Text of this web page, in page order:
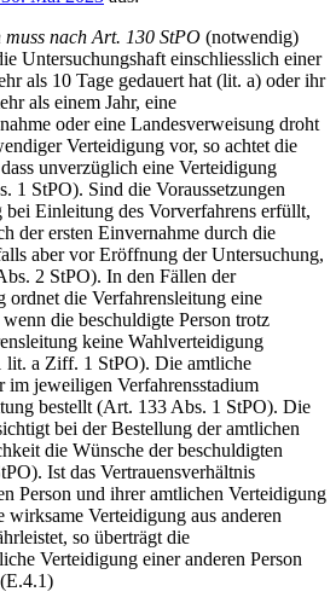
nach Art. 130 StPO (notwendig)
Untersuchungshaft einschliesslich einer
als 10 Tage gedauert hat (lit. a) oder ihr
als einem Jahr, eine
oder eine Landesverweisung droht
Verteidigung vor, so achtet die
unverzüglich eine Verteidigung
1 StPO). Sind die Voraussetzungen
Einleitung des Vorverfahrens erfüllt,
der ersten Einvernahme durch die
aber vor Eröffnung der Untersuchung,
2 StPO). In den Fällen der
ordnet die Verfahrensleitung eine
die beschuldigte Person trotz
keine Wahlverteidigung
lit. a Ziff. 1 StPO). Die amtliche
jeweiligen Verfahrensstadium
bestellt (Art. 133 Abs. 1 StPO). Die
bei der Bestellung der amtlichen
die Wünsche der beschuldigten
Ist das Vertrauensverhältnis
Person und ihrer amtlichen Verteidigung
wirksame Verteidigung aus anderen
so überträgt die
Verteidigung einer anderen Person